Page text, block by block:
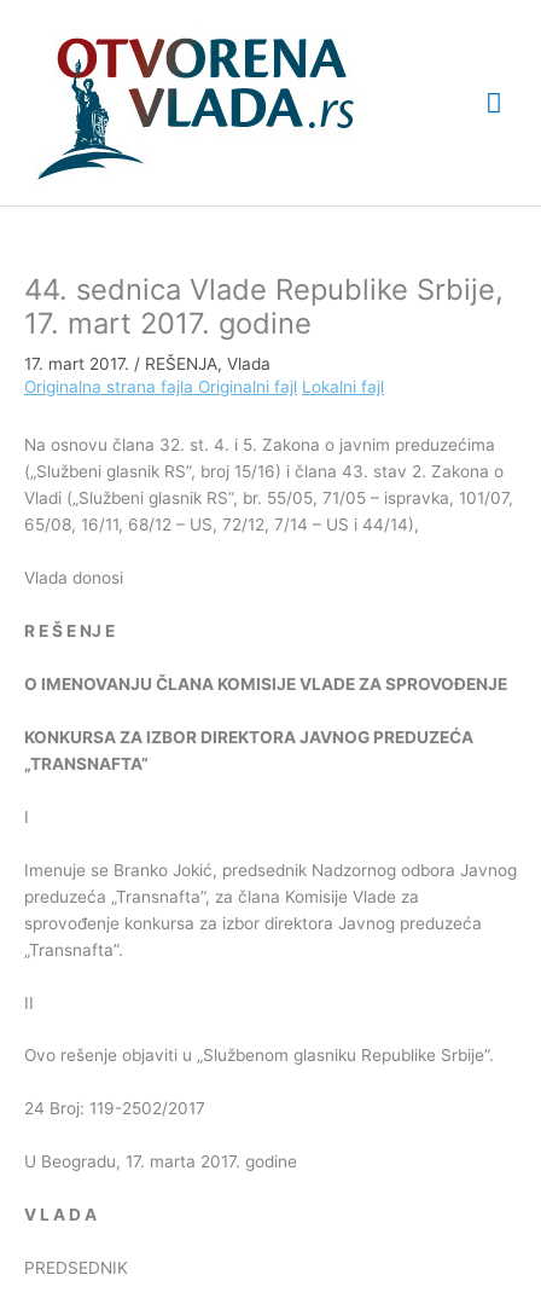
44. sednica Vlade Republike Srbije,
17. mart 2017. godine
17. mart 2017. / REŠENJA, Vlada
Originalna strana fajla Originalni fajl Lokalni fajl
Na osnovu člana 32. st. 4. i 5. Zakona o javnim preduzećima
(„Službeni glasnik RS”, broj 15/16) i člana 43. stav 2. Zakona o
Vladi („Službeni glasnik RS”, br. 55/05, 71/05 – ispravka, 101/07,
65/08, 16/11, 68/12 – US, 72/12, 7/14 – US i 44/14),
Vlada donosi
R EŠ E NJ E
O IMENOVANJU ČLANA KOMISIJEVLADEZASPROVOĐENJE
KONKURSAZA IZBOR DIREKTORAJAVNOG PREDUZEĆA
„TRANSNAFTA”
I
Imenuje se Branko Jokić, predsednik Nadzornog odbora Javnog
preduzeća „Transnafta”, za člana Komisije Vlade za
sprovođenje konkursa za izbor direktora Javnog preduzeća
„Transnafta”.
II
Ovo rešenje objaviti u „Službenom glasniku Republike Srbije”.
24 Broj: 119-2502/2017
U Beogradu, 17. marta 2017. godine
V L A D A
PREDSEDNIK